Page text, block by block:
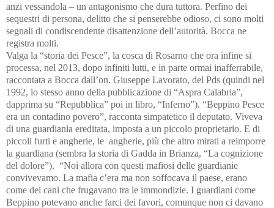
anzi vessandola – un antagonismo che dura tuttora. Perfino dei
sequestri di persona, delitto che si penserebbe odioso, ci sono molti
segnali di condiscendente disattenzione dell’autorità. Bocca ne
registra molti.
Valga la “storia dei Pesce”, la cosca di Rosarno che ora infine si
processa, nel 2013, dopo infiniti lutti, e in parte ormai inafferrabile,
raccontata a Bocca dall’on. Giuseppe Lavorato, del Pds (quindi nel
1992, lo stesso anno della pubblicazione di “Aspra Calabria”,
dapprima su “Repubblica” poi in libro, “Inferno”). “Beppino Pesce
era un contadino povero”, racconta simpatetico il deputato. Viveva
di una guardianìa ereditata, imposta a un piccolo proprietario. E di
piccoli furti e angherie, le angherie, più che altro mirati a reimporre
la guardiana (sembra la storia di Gadda in Brianza, “La cognizione
del dolore”). “Noi allora con questi mafiosi delle guardianie
convivevamo. La mafia c’era ma non soffocava il paese, erano
come dei cani che frugavano tra le immondizie. I guardiani come
Beppino potevano anche farci dei favori, comunque non ci davano